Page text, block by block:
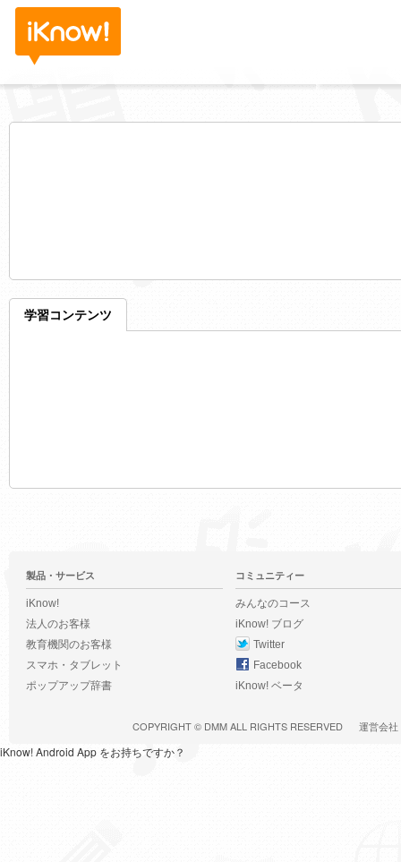
学習コンテンツ
製品・サービス
iKnow!
法人のお客様
教育機関のお客様
スマホ・タブレット
ポップアップ辞書
コミュニティー
みんなのコース
iKnow! ブログ
Twitter
Facebook
iKnow! ベータ
COPYRIGHT © DMMALL RIGHTS RESERVED 運営会社
iKnow! Android App をお持ちですか？